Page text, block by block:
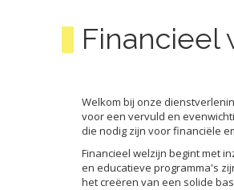
Financieel
Welkom bij onze
voor een vervuld en
die nodig zijn voor financiële
Financieel welzijn begint met
en educatieve programma's
het creëren van een solide